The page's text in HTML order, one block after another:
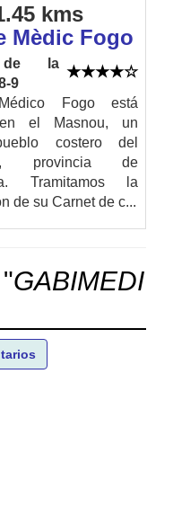
kms
Mèdic Fogo
de la
9
Fogo está
el Masnou, un
costero del
provincia de
Tramitamos la
de su Carnet de c...
GABIMEDI